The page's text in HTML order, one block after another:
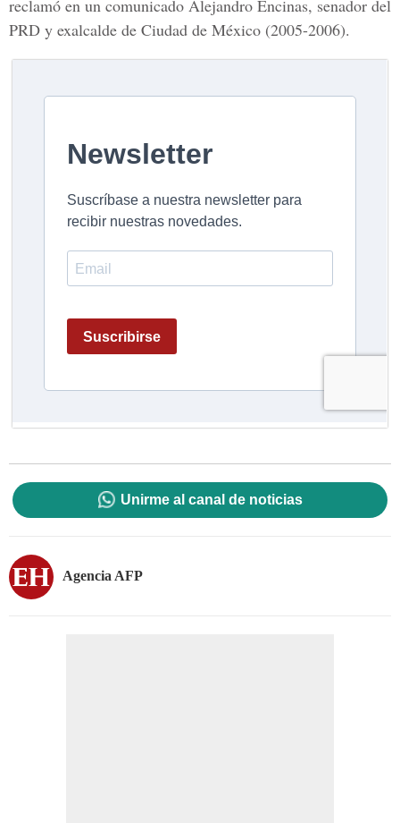
reclamó en un comunicado Alejandro Encinas, senador del
PRD y exalcalde de Ciudad de México (2005-2006).
Unirme al canal de noticias
Agencia AFP